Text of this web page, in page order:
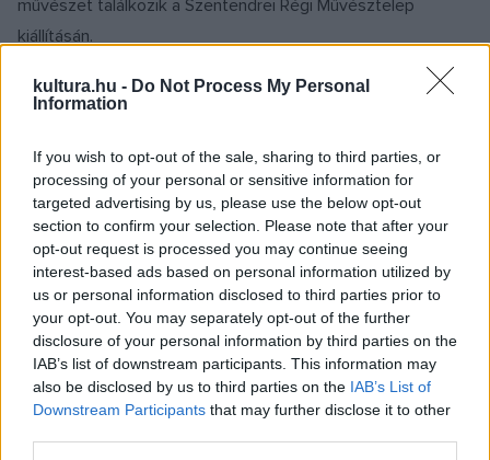
kultura.hu - Do Not Process My Personal
Information
If you wish to opt-out of the sale, sharing to third parties, or
processing of your personal or sensitive information for
targeted advertising by us, please use the below opt-out
section to confirm your selection. Please note that after your
opt-out request is processed you may continue seeing
interest-based ads based on personal information utilized by
us or personal information disclosed to third parties prior to
your opt-out. You may separately opt-out of the further
disclosure of your personal information by third parties on the
IAB’s list of downstream participants. This information may
also be disclosed by us to third parties on the IAB’s List of
Downstream Participants that may further disclose it to other
művészet találkozik a Szentendrei Régi Művésztelep
kiállításán.
Művészlét és anyaság a témája a MANK
Galéria új kiállításának
Megszakítatlan anya címmel látható kiállítás kedden a
szentendrei MANK Galériában, ahol hat olyan művész
alkotásai láthatóak, akik számára az anyaság és az alkotói
lét egyaránt hivatás.
Milyen a helyzet? – Derkósok az Art